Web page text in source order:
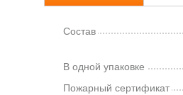
Состав
В одной упаковке
Пожарный сертификат